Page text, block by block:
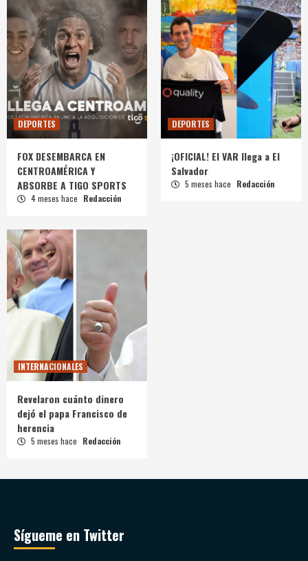
DEPORTES
FOX DESEMBARCA EN
CENTROAMÉRICA Y
ABSORBE A TIGO SPORTS
4 meses hace Redacción
DEPORTES
¡OFICIAL! El VAR llega a El
Salvador
5 meses hace Redacción
INTERNACIONALES
Revelaron cuánto dinero
dejó el papa Francisco de
herencia
5 meses hace Redacción
Sígueme en Twitter